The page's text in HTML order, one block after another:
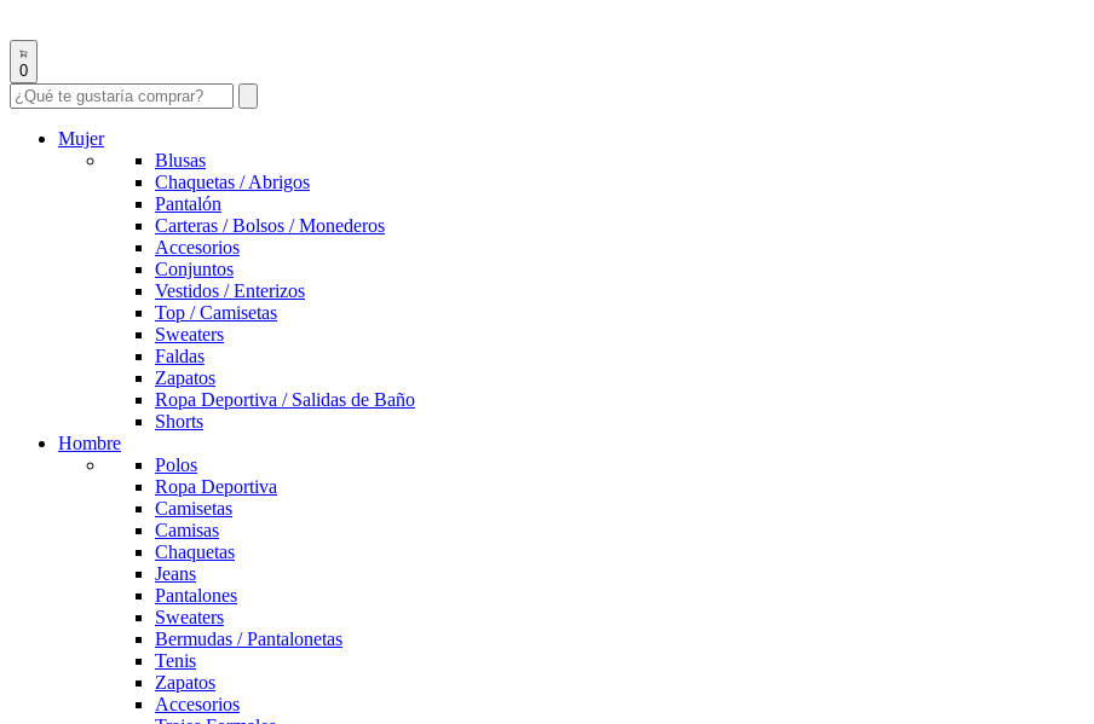
0
Mujer
Blusas
Chaquetas / Abrigos
Pantalón
Carteras / Bolsos / Monederos
Accesorios
Conjuntos
Vestidos / Enterizos
Top / Camisetas
Sweaters
Faldas
Zapatos
Ropa Deportiva / Salidas de Baño
Shorts
Hombre
Polos
Ropa Deportiva
Camisetas
Camisas
Chaquetas
Jeans
Pantalones
Sweaters
Bermudas / Pantalonetas
Tenis
Zapatos
Accesorios